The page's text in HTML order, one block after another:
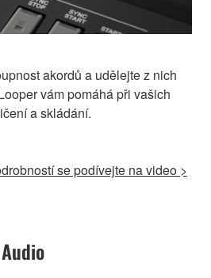
akordů a udělejte z nich
vám pomáhá při vašich
a skládání.
se podívejte na video >